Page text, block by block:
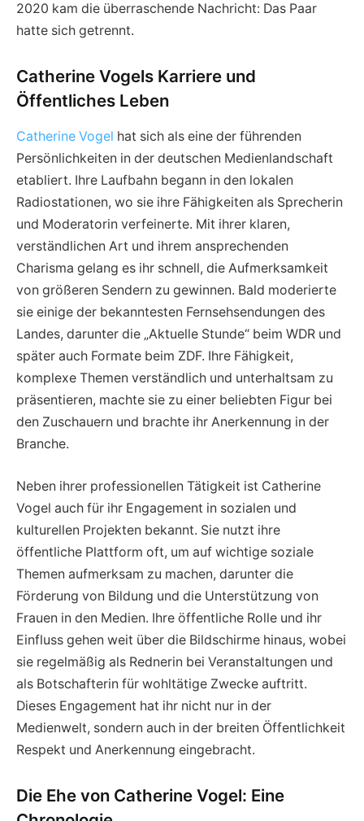
2020 kam die überraschende Nachricht: Das Paar
hatte sich getrennt.
Catherine Vogels Karriere und
Öffentliches Leben
Catherine Vogel hat sich als eine der führenden
Persönlichkeiten in der deutschen Medienlandschaft
etabliert. Ihre Laufbahn begann in den lokalen
Radiostationen, wo sie ihre Fähigkeiten als Sprecherin
und Moderatorin verfeinerte. Mit ihrer klaren,
verständlichen Art und ihrem ansprechenden
Charisma gelang es ihr schnell, die Aufmerksamkeit
von größeren Sendern zu gewinnen. Bald moderierte
sie einige der bekanntesten Fernsehsendungen des
Landes, darunter die „Aktuelle Stunde“ beim WDR und
später auch Formate beim ZDF. Ihre Fähigkeit,
komplexe Themen verständlich und unterhaltsam zu
präsentieren, machte sie zu einer beliebten Figur bei
den Zuschauern und brachte ihr Anerkennung in der
Branche.
Neben ihrer professionellen Tätigkeit ist Catherine
Vogel auch für ihr Engagement in sozialen und
kulturellen Projekten bekannt. Sie nutzt ihre
öffentliche Plattform oft, um auf wichtige soziale
Themen aufmerksam zu machen, darunter die
Förderung von Bildung und die Unterstützung von
Frauen in den Medien. Ihre öffentliche Rolle und ihr
Einfluss gehen weit über die Bildschirme hinaus, wobei
sie regelmäßig als Rednerin bei Veranstaltungen und
als Botschafterin für wohltätige Zwecke auftritt.
Dieses Engagement hat ihr nicht nur in der
Medienwelt, sondern auch in der breiten Öffentlichkeit
Respekt und Anerkennung eingebracht.
Die Ehe von Catherine Vogel: Eine